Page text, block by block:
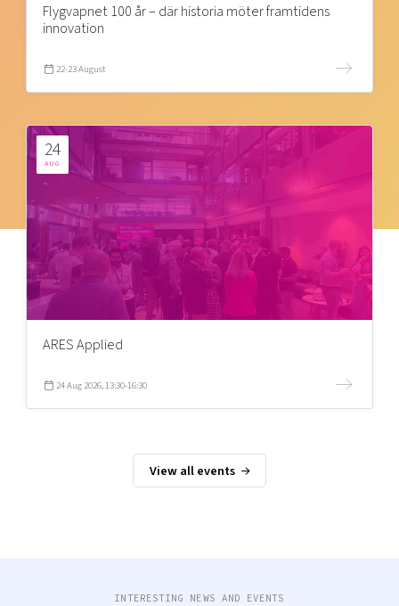
Flygvapnet 100 år – där historia möter framtidens
innovation
22-23 August
24
AUG
ARES Applied
24 Aug 2026, 13:30-16:30
View all events
INTERESTING NEWS AND EVENTS